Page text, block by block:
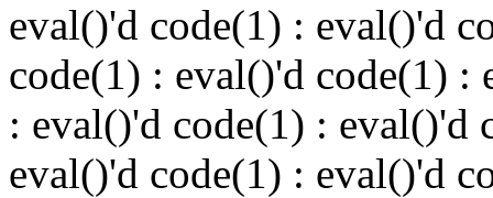
eval()'d code(1) : eval()'d
code(1) : eval()'d code(1) :
: eval()'d code(1) : eval()'d
eval()'d code(1) : eval()'d